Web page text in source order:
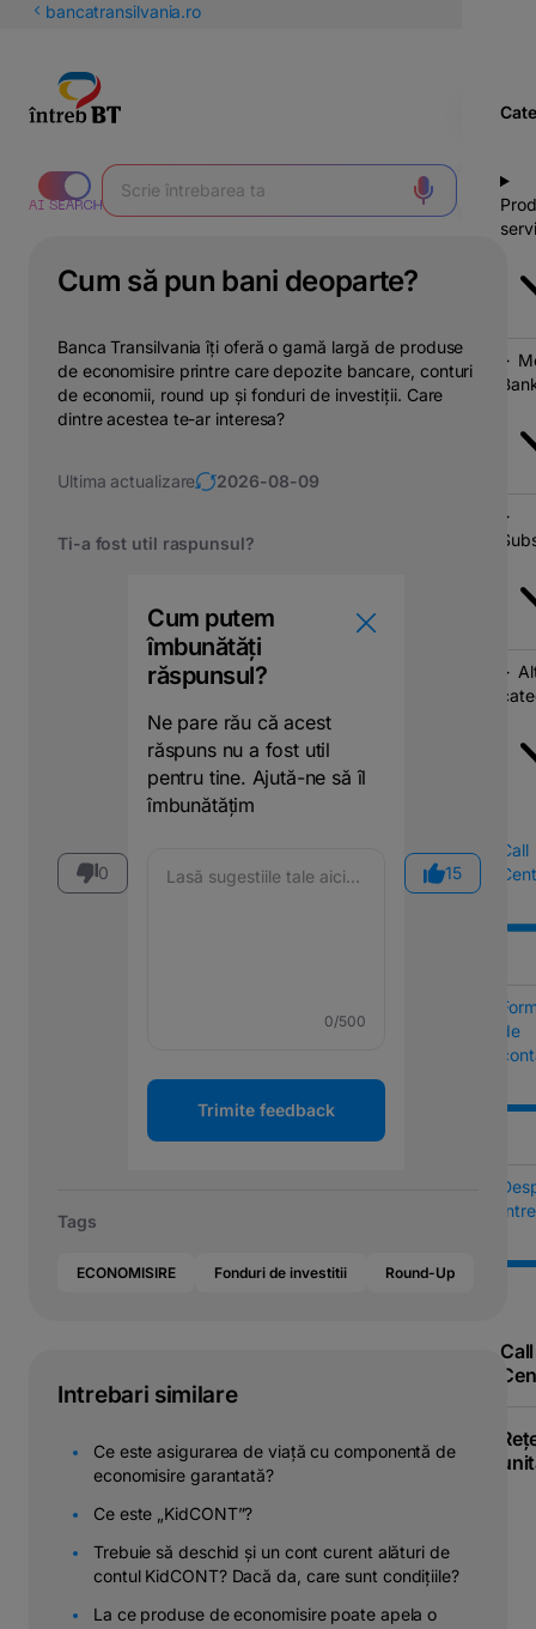
latineștibancatransilvania.ro
Call
de
Call
Cum să pun bani deoparte?
Banca Transilvania îți oferă o gamă largă de produse
de economisire printre care depozite bancare, conturi
de economii, round up și fonduri de investiții. Care
dintre acestea te-ar interesa?
Ultima actualizare 2026-08-09
Ti-a fost util raspunsul?
0
Cum putem
îmbunătăți
răspunsul?
Ne pare rău că acest
răspuns nu a fost util
pentru tine. Ajută-ne să îl
îmbunătățim
0/500
Trimite feedback
15
Tags
ECONOMISIRE Fonduri de investitii Round-Up
Intrebari similare
Ce este asigurarea de viață cu componentă de
economisire garantată?
Ce este „KidCONT”?
Trebuie să deschid și un cont curent alături de
contul KidCONT? Dacă da, care sunt condițiile?
La ce produse de economisire poate apela o